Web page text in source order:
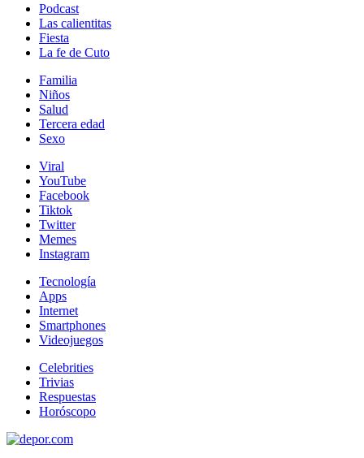
Podcast
Las calientitas
Fiesta
La fe de Cuto
Familia
Niños
Salud
Tercera edad
Sexo
Viral
YouTube
Facebook
Tiktok
Twitter
Memes
Instagram
Tecnología
Apps
Internet
Smartphones
Videojuegos
Celebrities
Trivias
Respuestas
Horóscopo